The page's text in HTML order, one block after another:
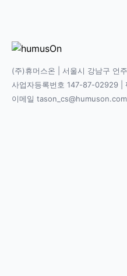
(주)휴머스온 | 서울시 강남구 언
사업자등록번호 147-87-02929
이메일 tason_cs@humuson.com